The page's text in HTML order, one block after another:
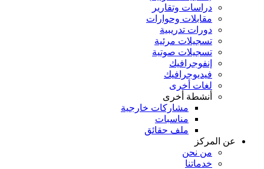
دراسات وتقارير
مقابلات وحوارات
دورات تدريبية
تسجيلات مرئية
تسجيلات صوتية
إنفوجرافيك
فيديوجرافيك
لغات أخرى
أنشطة أخرى
مشاركات خارجية
مناسبات
ملف حقائق
عن المركز
من نحن
خدماتنا